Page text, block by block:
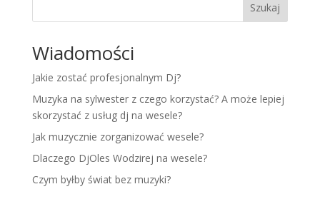
Szukaj
Wiadomości
Jakie zostać profesjonalnym Dj?
Muzyka na sylwester z czego korzystać? A może lepiej
skorzystać z usług dj na wesele?
Jak muzycznie zorganizować wesele?
Dlaczego DjOles Wodzirej na wesele?
Czym byłby świat bez muzyki?